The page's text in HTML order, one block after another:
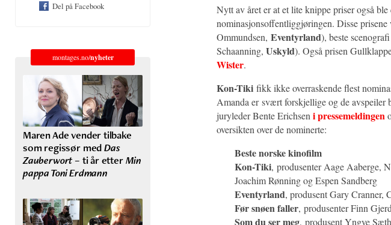
Nytt av året er at et lite knippe priser også
nominasjonsoffentliggjøringen. Disse
Ommundsen, Eventyrland), beste
Schaanning, Uskyld). Også prisen
Wister.
Kon-Tiki fikk ikke overraskende flest
Amanda er svært forskjellige og de avspeiler
juryleder Bente Erichsen i pressemeldingen
oversikten over de nominerte:
Beste norske kinofilm
Kon-Tiki, produsenter Aage Aaberge,
Joachim Rønning og Espen Sandberg
Eventyrland, produsent Gary
Før snøen faller, produsenter Finn
Som du ser meg, produsent Yngve
Del på Facebook
montages.no/nyheter
Maren Ade vender tilbake
som regissør medDas
Zauberwort– ti år etterMin
pappa Toni Erdmann